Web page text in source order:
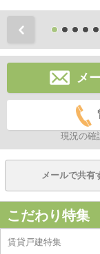
メ
現況の確
メールで共有
こだわり特集
賃貸戸建特集